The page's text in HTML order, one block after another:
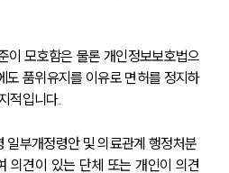
이 모호함은 물론 개인정보보호법으
도 품위유지를 이유로 면허를 정지하
적입니다.
일부개정령안 및 의료관계 행정처분
의견이 있는 단체 또는 개인이 의견